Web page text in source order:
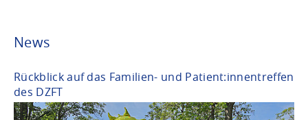
News
Rückblick auf das Familien- und Patient:innentreffen
des DZFT